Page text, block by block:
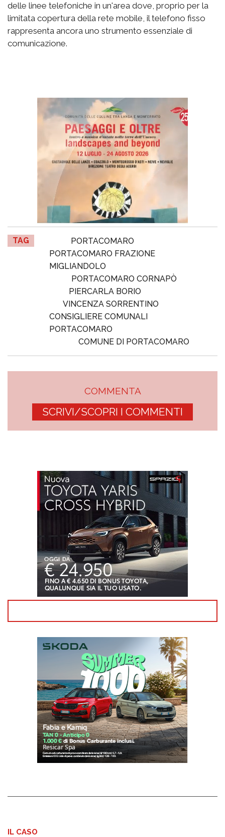
delle linee telefoniche in un'area dove, proprio per la
limitata copertura della rete mobile, il telefono fisso
rappresenta ancora uno strumento essenziale di
comunicazione.
TAG
PORTACOMARO
PORTACOMARO FRAZIONE
MIGLIANDOLO
PORTACOMARO CORNAPÒ
PIERCARLA BORIO
VINCENZA SORRENTINO
CONSIGLIERE COMUNALI
PORTACOMARO
COMUNE DI PORTACOMARO
COMMENTA
SCRIVI/SCOPRI I COMMENTI
IL CASO